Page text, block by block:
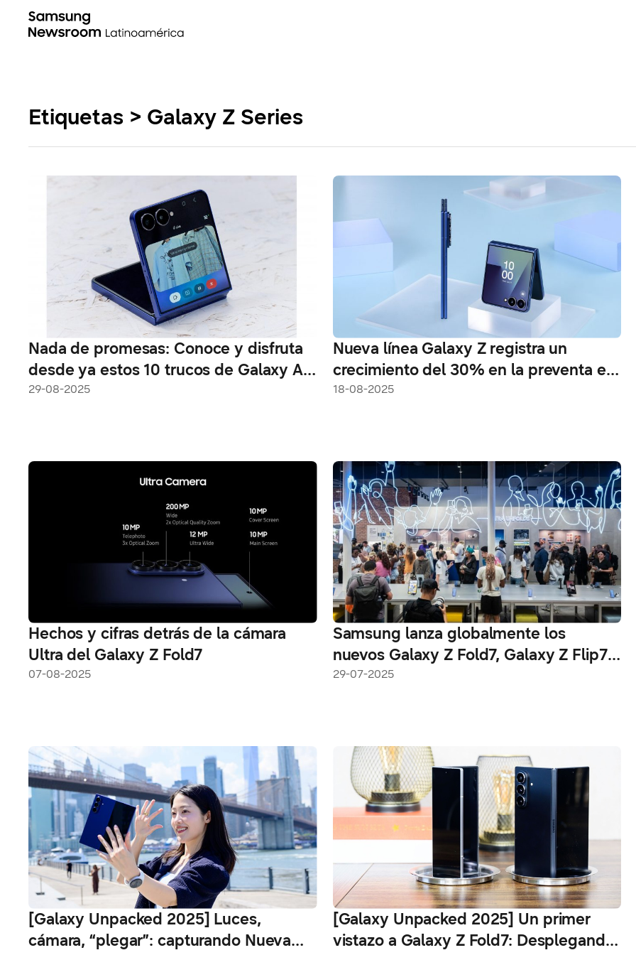
Etiquetas > Galaxy Z Series
Nada de promesas: Conoce y disfruta
desde ya estos 10 trucos de Galaxy AI
en los foldables de Samsung
29-08-2025
Nueva línea Galaxy Z registra un
crecimiento del 30% en la preventa en
América Latina
18-08-2025
Hechos y cifras detrás de la cámara
Ultra del Galaxy Z Fold7
07-08-2025
Samsung lanza globalmente los
nuevos Galaxy Z Fold7, Galaxy Z Flip7 y
la serie Galaxy Watch8
29-07-2025
[Galaxy Unpacked 2025] Luces,
cámara, “plegar”: capturando Nueva
[Galaxy Unpacked 2025] Un primer
vistazo a Galaxy Z Fold7: Desplegando